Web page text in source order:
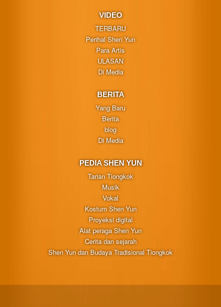
VIDEO
TERBARU
Perihal Shen Yun
Para Artis
ULASAN
Di Media
BERITA
Yang Baru
Berita
blog
Di Media
PEDIA SHEN YUN
Tarian Tiongkok
Musik
Vokal
Kostum Shen Yun
Proyeksi digital
Alat peraga Shen Yun
Cerita dan sejarah
Shen Yun dan Budaya Tradisional Tiongkok